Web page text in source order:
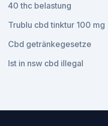
40 thc belastung
Trublu cbd tinktur 100 mg
Cbd getränkegesetze
Ist in nsw cbd illegal